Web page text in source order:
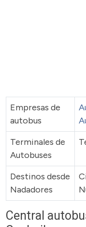
Empresas de
autobus
Terminales de
Autobuses
Destinos desde
Nadadores
Central